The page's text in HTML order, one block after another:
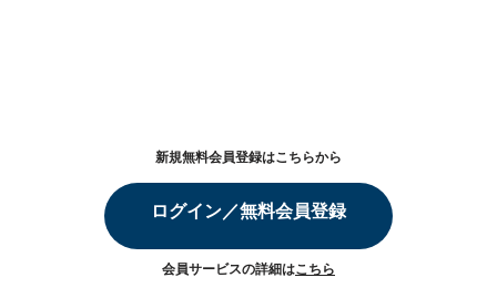
新規無料会員登録はこちらから
ログイン／無料会員登録
会員サービスの詳細はこちら